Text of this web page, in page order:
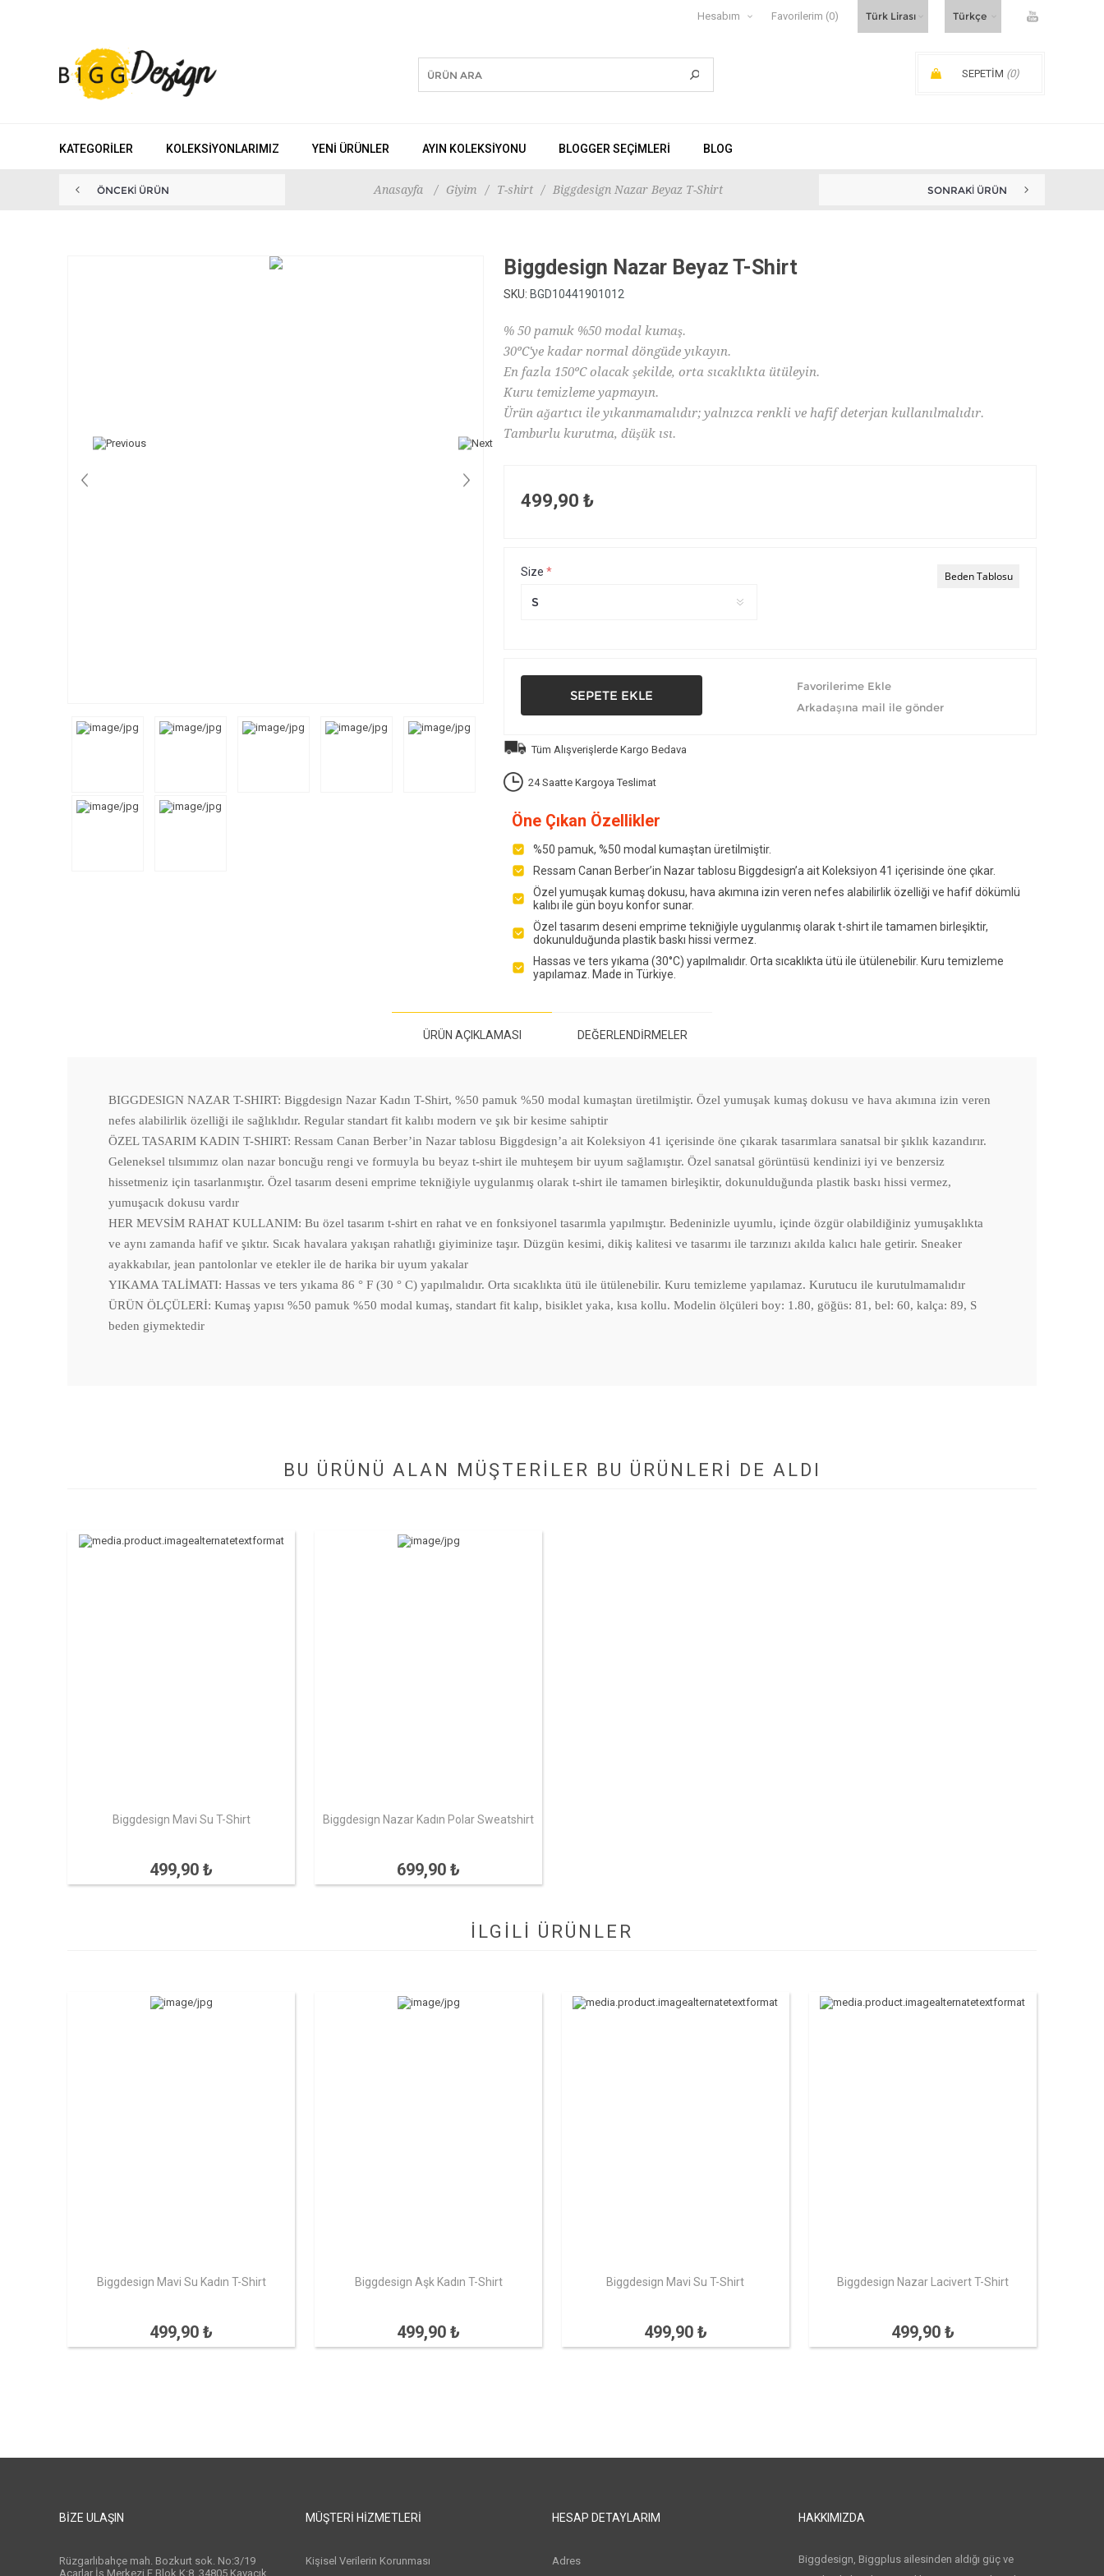
Hesabım Favorilerim (0)
SEPETIM (0)
KATEGORILER KOLEKSIYONLARIMIZ YENI ÜRÜNLER AYIN KOLEKSİYONU BLOGGER SEÇIMLERI BLOG
Anasayfa / Giyim / T-shirt / Biggdesign Nazar Beyaz T-Shirt
ÖNCEKI ÜRÜN SONRAKI ÜRÜN
Biggdesign Nazar Beyaz T-Shirt
SKU: BGD10441901012
% 50 pamuk %50 modal kumaş.
30ºC'ye kadar normal döngüde yıkayın.
En fazla 150ºC olacak şekilde, orta sıcaklıkta ütüleyin.
Kuru temizleme yapmayın.
Ürün ağartıcı ile yıkanmamalıdır; yalnızca renkli ve hafif deterjan kullanılmalıdır.
Tamburlu kurutma, düşük ısı.
499,90 ₺
Beden Tablosu
Size *
Tüm Alışverişlerde Kargo Bedava
24 Saatte Kargoya Teslimat
Öne Çıkan Özellikler
%50 pamuk, %50 modal kumaştan üretilmiştir.
Ressam Canan Berber’in Nazar tablosu Biggdesign’a ait Koleksiyon 41 içerisinde öne çıkar.
Özel yumuşak kumaş dokusu, hava akımına izin veren nefes alabilirlik özelliği ve hafif dökümlü
kalıbı ile gün boyu konfor sunar.
Özel tasarım deseni emprime tekniğiyle uygulanmış olarak t-shirt ile tamamen birleşiktir,
dokunulduğunda plastik baskı hissi vermez.
Hassas ve ters yıkama (30°C) yapılmalıdır. Orta sıcaklıkta ütü ile ütülenebilir. Kuru temizleme
yapılamaz. Made in Türkiye.
ÜRÜN AÇIKLAMASI DEĞERLENDIRMELER
BIGGDESIGN NAZAR T-SHIRT: Biggdesign Nazar Kadın T-Shirt, %50 pamuk %50 modal kumaştan üretilmiştir. Özel yumuşak kumaş dokusu ve hava akımına izin veren
nefes alabilirlik özelliği ile sağlıklıdır. Regular standart fit kalıbı modern ve şık bir kesime sahiptir
ÖZEL TASARIM KADIN T-SHIRT: Ressam Canan Berber’in Nazar tablosu Biggdesign’a ait Koleksiyon 41 içerisinde öne çıkarak tasarımlara sanatsal bir şıklık kazandırır.
Geleneksel tılsımımız olan nazar boncuğu rengi ve formuyla bu beyaz t-shirt ile muhteşem bir uyum sağlamıştır. Özel sanatsal görüntüsü kendinizi iyi ve benzersiz
hissetmeniz için tasarlanmıştır. Özel tasarım deseni emprime tekniğiyle uygulanmış olarak t-shirt ile tamamen birleşiktir, dokunulduğunda plastik baskı hissi vermez,
yumuşacık dokusu vardır
HER MEVSİM RAHAT KULLANIM: Bu özel tasarım t-shirt en rahat ve en fonksiyonel tasarımla yapılmıştır. Bedeninizle uyumlu, içinde özgür olabildiğiniz yumuşaklıkta
ve aynı zamanda hafif ve şıktır. Sıcak havalara yakışan rahatlığı giyiminize taşır. Düzgün kesimi, dikiş kalitesi ve tasarımı ile tarzınızı akılda kalıcı hale getirir. Sneaker
ayakkabılar, jean pantolonlar ve etekler ile de harika bir uyum yakalar
YIKAMA TALİMATI: Hassas ve ters yıkama 86 ° F (30 ° C) yapılmalıdır. Orta sıcaklıkta ütü ile ütülenebilir. Kuru temizleme yapılamaz. Kurutucu ile kurutulmamalıdır
ÜRÜN ÖLÇÜLERİ: Kumaş yapısı %50 pamuk %50 modal kumaş, standart fit kalıp, bisiklet yaka, kısa kollu. Modelin ölçüleri boy: 1.80, göğüs: 81, bel: 60, kalça: 89, S
beden giymektedir
BU ÜRÜNÜ ALAN MÜŞTERILER BU ÜRÜNLERI DE ALDI
Biggdesign Mavi Su T-Shirt
499,90 ₺
Biggdesign Nazar Kadın Polar Sweatshirt
699,90 ₺
İLGİLİ ÜRÜNLER
Biggdesign Mavi Su Kadın T-Shirt
499,90 ₺
Biggdesign Aşk Kadın T-Shirt
499,90 ₺
Biggdesign Mavi Su T-Shirt
499,90 ₺
Biggdesign Nazar Lacivert T-Shirt
499,90 ₺
BIZE ULAŞIN
Rüzgarlıbahçe mah. Bozkurt sok. No:3/19
Acarlar İş Merkezi F Blok K:8, 34805 Kavacık ,
MÜŞTERI HIZMETLERI
Kişisel Verilerin Korunması
HESAP DETAYLARIM
Adres
HAKKIMIZDA
Biggdesign, Biggplus ailesinden aldığı güç ve